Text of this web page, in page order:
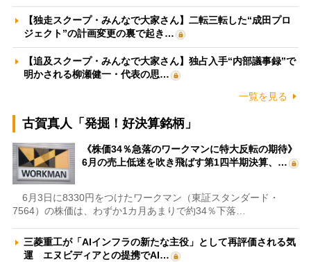
【独走スクープ・みんなで大家さん】二転三転した“成田プロ
ジェクト”の計画変更の裏で起き…
【追及スクープ・みんなで大家さん】独占入手“内部議事録”で
明かされる柳瀬健一・代表の思…
一覧を見る
古賀真人「発掘！好決算銘柄」
《株価34％急落のワークマンに特大反転の期待》
6月の売上低迷を吹き飛ばす第1四半期決算、…
6月3日に8330円をつけたワークマン（東証スタンダード・
7564）の株価は、わずか1カ月あまりで約34％下落…
三菱重工が「AIインフラの新たな主役」として再評価される気
運 エヌビディアとの提携でAI…